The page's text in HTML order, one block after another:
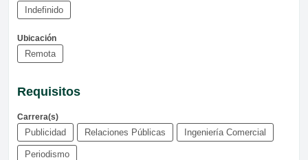
Indefinido
Ubicación
Remota
Requisitos
Carrera(s)
Publicidad Relaciones Públicas Ingeniería Comercial
Periodismo